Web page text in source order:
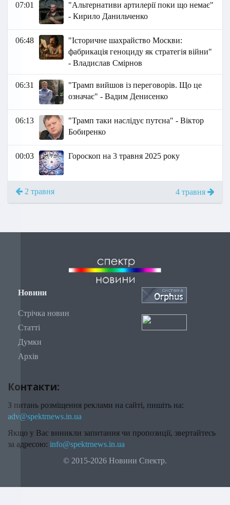
07:01
"Альтернативи артилерії поки що немає"
- Кирило Данильченко
06:48
"Історичне шахрайство Москви:
фабрикація геноциду як стратегія війни"
- Владислав Смірнов
06:31
"Трамп вийшов із переговорів. Що це
означає" - Вадим Денисенко
06:13
"Трамп таки наслідує путєна" - Віктор
Бобиренко
00:03 Гороскоп на 3 травня 2025 року
2 травня 4 травня
Новини
Стрічка новин
Статті
Думки
Архів
Контакти:
З питань розміщення реклами на сайті, пишіть на:
adv@spektrnews.in.ua
Якщо у Вас виникли запитання чи пропозиції, звертайтесь
за адресою: info@spektrnews.in.ua
© 2015-2026 Новини Спектр.